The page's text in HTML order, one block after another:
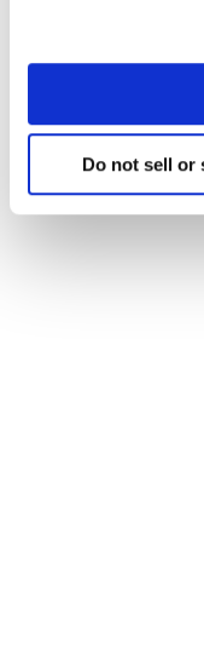
Do not sell or